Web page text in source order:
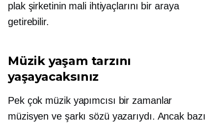
plak şirketinin mali ihtiyaçlarını bir araya
getirebilir.
Müzik yaşam tarzını
yaşayacaksınız
Pek çok müzik yapımcısı bir zamanlar
müzisyen ve şarkı sözü yazarıydı. Ancak bazı